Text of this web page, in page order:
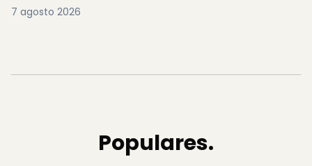
7 agosto 2026
Populares.